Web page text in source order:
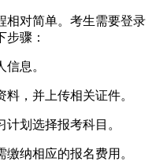
相对简单。考生需要登录
骤：
信息。
料，并上传相关证件。
计划选择报考科目。
缴纳相应的报名费用。